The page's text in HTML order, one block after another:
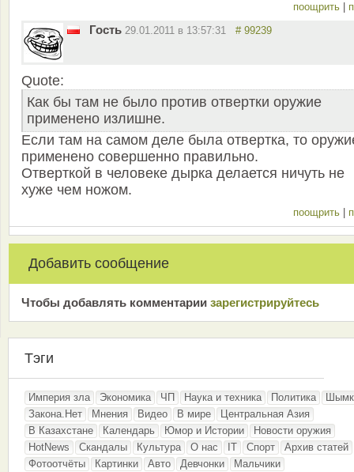
поощрить
Гость 29.01.2011 в 13:57:31 # 99239
Quote:
Как бы там не было против отвертки оружие
применено излишне.
Если там на самом деле была отвертка, то
применено совершенно правильно.
Отверткой в человеке дырка делается ничуть не
хуже чем ножом.
поощрить
Добавить сообщение
Чтобы добавлять комментарии зарeгиcтрирyйтeсь
Тэги
Империя зла Экономика ЧП Наука и техника Политика
Закона.Нет
Мнения Видео В мире
Центральная Азия
В Казахстане
Календарь Юмор и Истории
Новости оружия
HotNews
Скандалы Культура О нас IT Спорт
Архив статей
Фотоотчёты
Картинки Авто Девчонки
Мальчики